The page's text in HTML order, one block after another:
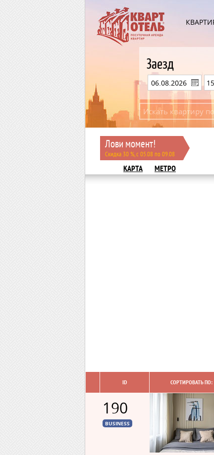
Заезд
Лови момент!
Скидка 30 %, с 05.08 по 09.08
КАРТА МЕТРО
ID СОРТИРОВАТЬ ПО:
190
BUSINESS